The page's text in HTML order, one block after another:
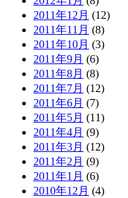
2011年12月 (12)
2011年11月 (8)
2011年10月 (3)
2011年9月 (6)
2011年8月 (8)
2011年7月 (12)
2011年6月 (7)
2011年5月 (11)
2011年4月 (9)
2011年3月 (12)
2011年2月 (9)
2011年1月 (6)
2010年12月 (4)